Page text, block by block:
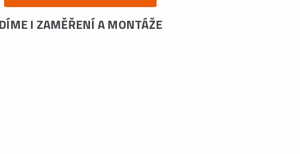
I ZAMĚŘENÍ A MONTÁŽE